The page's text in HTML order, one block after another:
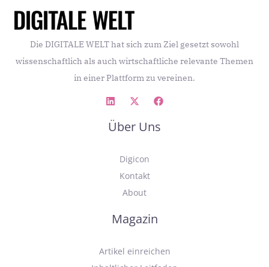
Die DIGITALE WELT hat sich zum Ziel gesetzt sowohl
wissenschaftlich als auch wirtschaftliche relevante Themen
in einer Plattform zu vereinen.
Über Uns
Digicon
Kontakt
About
Magazin
Artikel einreichen